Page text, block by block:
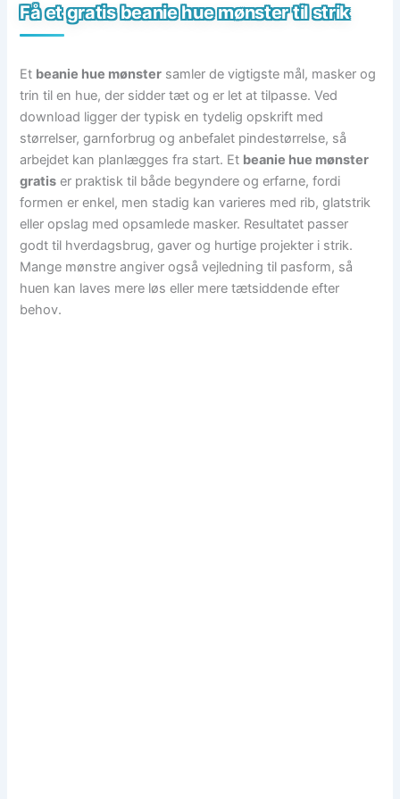
Få et gratis beanie hue mønster til strik
Et beanie hue mønster samler de vigtigste mål, masker og
trin til en hue, der sidder tæt og er let at tilpasse. Ved
download ligger der typisk en tydelig opskrift med
størrelser, garnforbrug og anbefalet pindestørrelse, så
arbejdet kan planlægges fra start. Et beanie hue mønster
gratis er praktisk til både begyndere og erfarne, fordi
formen er enkel, men stadig kan varieres med rib, glatstrik
eller opslag med opsamlede masker. Resultatet passer
godt til hverdagsbrug, gaver og hurtige projekter i strik.
Mange mønstre angiver også vejledning til pasform, så
huen kan laves mere løs eller mere tætsiddende efter
behov.